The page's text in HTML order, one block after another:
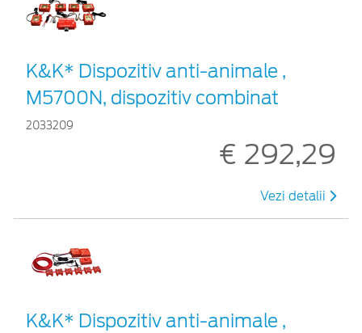
K&K* Dispozitiv anti-animale ,
M5700N, dispozitiv combinat
2033209
€ 292,29
Vezi detalii
K&K* Dispozitiv anti-animale ,